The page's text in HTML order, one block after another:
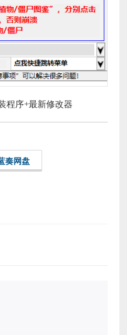
程序+最新修改器
奏网盘